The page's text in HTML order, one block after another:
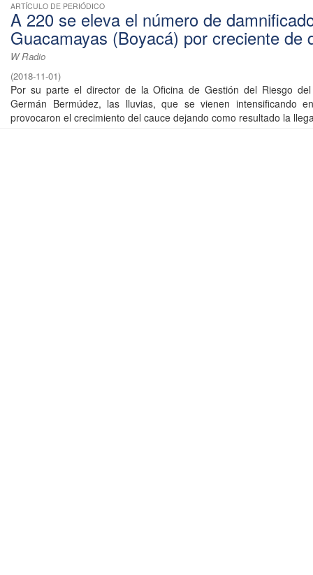
ARTÍCULO DE PERIÓDICO
A 220 se eleva el número de
Guacamayas (Boyacá) por creciente de
W Radio
(2018-11-01)
Por su parte el director de la Oficina de Gestión del Riesgo del
Germán Bermúdez, las lluvias, que se vienen intensificando
provocaron el crecimiento del cauce dejando como resultado la